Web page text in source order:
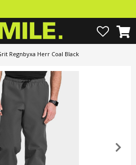
Regnbyxa Herr Coal Black